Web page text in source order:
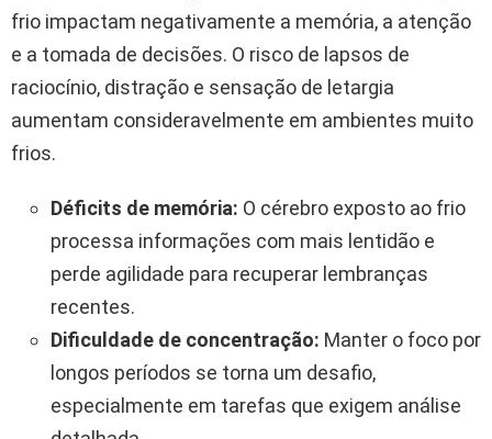
frio impactam negativamente a memória, a atenção
e a tomada de decisões. O risco de lapsos de
raciocínio, distração e sensação de letargia
aumentam consideravelmente em ambientes muito
frios.
Déficits de memória: O cérebro exposto ao frio
processa informações com mais lentidão e
perde agilidade para recuperar lembranças
recentes.
Dificuldade de concentração: Manter o foco por
longos períodos se torna um desafio,
especialmente em tarefas que exigem análise